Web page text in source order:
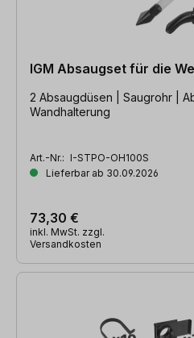
IGM Absaugset für die
2 Absaugdüsen | Saugrohr |
Wandhalterung
Art.-Nr.: I-STPO-OH100S
Lieferbar ab 30.09.2026
73,30 €
inkl. MwSt. zzgl.
Versandkosten